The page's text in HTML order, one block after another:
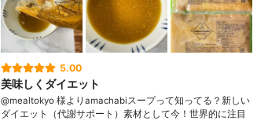
5.00
美味しくダイエット
@mealtokyo 様よりamachabiスープって知ってる？新しい
ダイエット（代謝サポート）素材として今！世界的に注目